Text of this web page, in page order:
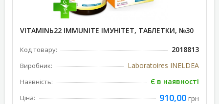
VITAMINЬ22 IMMUNITE ІМУНІТЕТ, ТАБЛЕТКИ, №30
Код товару: 2018813
Виробник: Laboratoires INELDEA
Наявність: Є в наявності
Ціна: 910,00 грн